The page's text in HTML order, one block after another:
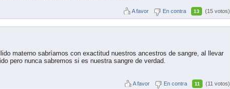
A favor En contra 13 (15 votos)
materno sabríamos con exactitud nuestros ancestros de sangre, al llevar
pero nunca sabremos si es nuestra sangre de verdad.
A favor En contra 11 (11 votos)